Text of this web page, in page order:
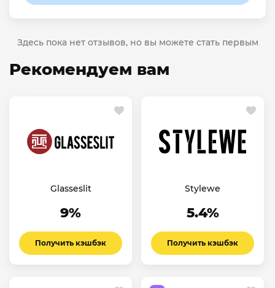
Здесь пока нет отзывов, но вы можете стать первым
Рекомендуем вам
Glasseslit
9%
Получить кэшбэк
Stylewe
5.4%
Получить кэшбэк